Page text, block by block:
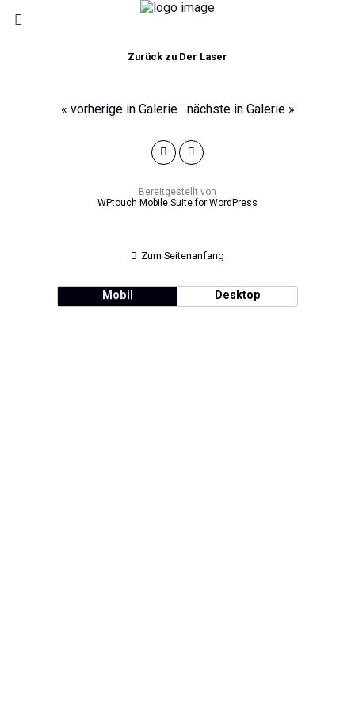
Zurück zu Der Laser
« vorherige in Galerie nächste in Galerie »
Bereitgestellt von
WPtouch Mobile Suite for WordPress
Zum Seitenanfang
Mobil Desktop